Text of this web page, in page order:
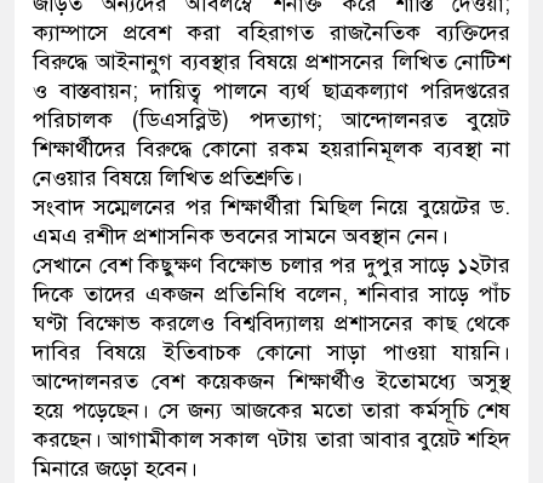
ক্যাম্পাসে প্রবেশ করা বহিরাগত রাজনৈতিক ব্যক্তিদের
বিরুদ্ধে আইনানুগ ব্যবস্থার বিষয়ে প্রশাসনের লিখিত নোটিশ
ও বাস্তবায়ন; দায়িত্ব পালনে ব্যর্থ ছাত্রকল্যাণ পরিদপ্তরের
পরিচালক (ডিএসব্লিউ) পদত্যাগ; আন্দোলনরত বুয়েট
শিক্ষার্থীদের বিরুদ্ধে কোনো রকম হয়রানিমূলক ব্যবস্থা না
নেওয়ার বিষয়ে লিখিত প্রতিশ্রুতি।
সংবাদ সম্মেলনের পর শিক্ষার্থীরা মিছিল নিয়ে বুয়েটের ড.
এমএ রশীদ প্রশাসনিক ভবনের সামনে অবস্থান নেন।
সেখানে বেশ কিছুক্ষণ বিক্ষোভ চলার পর দুপুর সাড়ে ১২টার
দিকে তাদের একজন প্রতিনিধি বলেন, শনিবার সাড়ে পাঁচ
ঘণ্টা বিক্ষোভ করলেও বিশ্ববিদ্যালয় প্রশাসনের কাছ থেকে
দাবির বিষয়ে ইতিবাচক কোনো সাড়া পাওয়া যায়নি।
আন্দোলনরত বেশ কয়েকজন শিক্ষার্থীও ইতোমধ্যে অসুস্থ
হয়ে পড়েছেন। সে জন্য আজকের মতো তারা কর্মসূচি শেষ
করছেন। আগামীকাল সকাল ৭টায় তারা আবার বুয়েট শহিদ
মিনারে জড়ো হবেন।